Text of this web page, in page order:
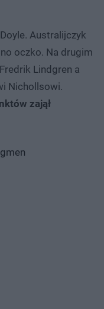
Australijczyk
oczko. Na drugim
Lindgren a
Nichollsowi.
zajął